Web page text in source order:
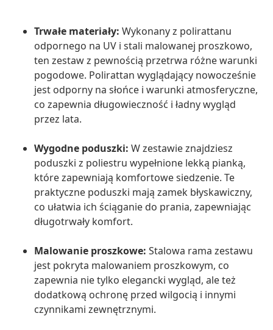
Trwałe materiały: Wykonany z polirattanu
odpornego na UV i stali malowanej proszkowo,
ten zestaw z pewnością przetrwa różne warunki
pogodowe. Polirattan wyglądający nowocześnie
jest odporny na słońce i warunki atmosferyczne,
co zapewnia długowieczność i ładny wygląd
przez lata.
Wygodne poduszki: W zestawie znajdziesz
poduszki z poliestru wypełnione lekką pianką,
które zapewniają komfortowe siedzenie. Te
praktyczne poduszki mają zamek błyskawiczny,
co ułatwia ich ściąganie do prania, zapewniając
długotrwały komfort.
Malowanie proszkowe: Stalowa rama zestawu
jest pokryta malowaniem proszkowym, co
zapewnia nie tylko elegancki wygląd, ale też
dodatkową ochronę przed wilgocią i innymi
czynnikami zewnętrznymi.